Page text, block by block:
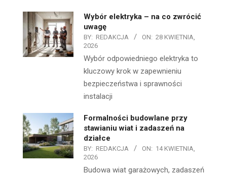
Wybór elektryka – na co zwrócić
uwagę
BY: REDAKCJA ON: 28 KWIETNIA,
2026
Wybór odpowiedniego elektryka to
kluczowy krok w zapewnieniu
bezpieczeństwa i sprawności
instalacji
Formalności budowlane przy
stawianiu wiat i zadaszeń na
działce
BY: REDAKCJA ON: 14 KWIETNIA,
2026
Budowa wiat garażowych, zadaszeń